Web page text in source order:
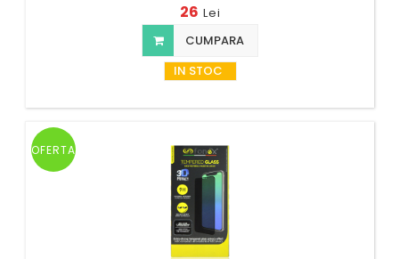
26 Lei
CUMPARA
IN STOC
OFERTA